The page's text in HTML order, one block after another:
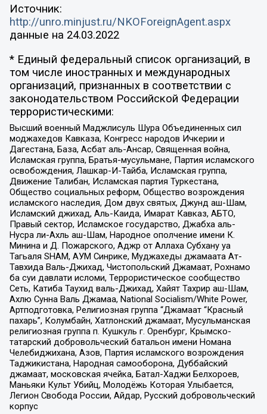
Источник:
http://unro.minjust.ru/NKOForeignAgent.aspx
данные на 24.03.2022
* Единый федеральный список организаций, в
том числе иностранных и международных
организаций, признанных в соответствии с
законодательством Российской Федерации
террористическими:
Высший военный Маджлисуль Шура Объединенных сил
моджахедов Кавказа, Конгресс народов Ичкерии и
Дагестана, База, Асбат аль-Ансар, Священная война,
Исламская группа, Братья-мусульмане, Партия исламского
освобождения, Лашкар-И-Тайба, Исламская группа,
Движение Талибан, Исламская партия Туркестана,
Общество социальных реформ, Общество возрождения
исламского наследия, Дом двух святых, Джунд аш-Шам,
Исламский джихад, Аль-Каида, Имарат Кавказ, АБТО,
Правый сектор, Исламское государство, Джабха аль-
Нусра ли-Ахль аш-Шам, Народное ополчение имени К.
Минина и Д. Пожарского, Аджр от Аллаха Субхану уа
Тагьаля SHAM, АУМ Синрике, Муджахеды джамаата Ат-
Тавхида Валь-Джихад, Чистопольский Джамаат, Рохнамо
ба суи давлати исломи, Террористическое сообщество
Сеть, Катиба Таухид валь-Джихад, Хайят Тахрир аш-Шам,
Ахлю Сунна Валь Джамаа, National Socialism/White Power,
Артподготовка, Религиозная группа “Джамаат “Красный
пахарь”, Колумбайн, Хатлонский джамаат, Мусульманская
религиозная группа п. Кушкуль г. Оренбург, Крымско-
татарский добровольческий батальон имени Номана
Челебиджихана, Азов, Партия исламского возрождения
Таджикистана, Народная самооборона, Дуббайский
джамаат, московская ячейка, Батал-Хаджи Белхороев,
Маньяки Культ Убийц, Молодёжь Которая Улыбается,
Легион Свобода России, Айдар, Русский добровольческий
корпус